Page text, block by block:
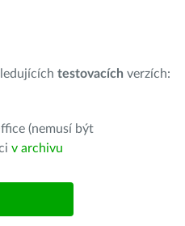
testovacích verzích:
(nemusí být
v archivu